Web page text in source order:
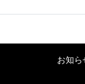
お知ら